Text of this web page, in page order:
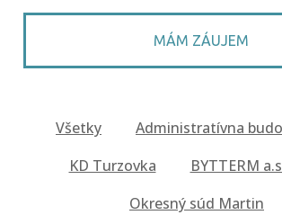
MÁM ZÁUJEM
Všetky
Administratívna
KD Turzovka
BYTTERM
Okresný súd Martin